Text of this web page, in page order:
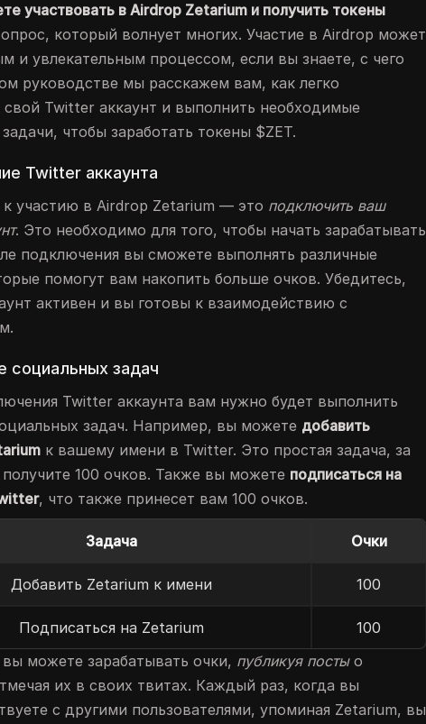
участвовать в Airdrop Zetarium и получить токены
который волнует многих. Участие в Airdrop может
и увлекательным процессом, если вы знаете, с чего
руководстве мы расскажем вам, как легко
Twitter аккаунт и выполнить необходимые
чтобы заработать токены $ZET.
Twitter аккаунта
участию в Airdrop Zetarium — это подключить ваш
. Это необходимо для того, чтобы начать зарабатывать
подключения вы сможете выполнять различные
помогут вам накопить больше очков. Убедитесь,
активен и вы готовы к взаимодействию с
социальных задач
Twitter аккаунта вам нужно будет выполнить
задач. Например, вы можете добавить
к вашему имени в Twitter. Это простая задача, за
100 очков. Также вы можете подписаться на
, что также принесет вам 100 очков.
Задача Очки
Добавить Zetarium к имени 100
Подписаться на Zetarium
100
можете зарабатывать очки, публикуя постыо
их в своих твитах. Каждый раз, когда вы
с другими пользователями, упоминая Zetarium, вы